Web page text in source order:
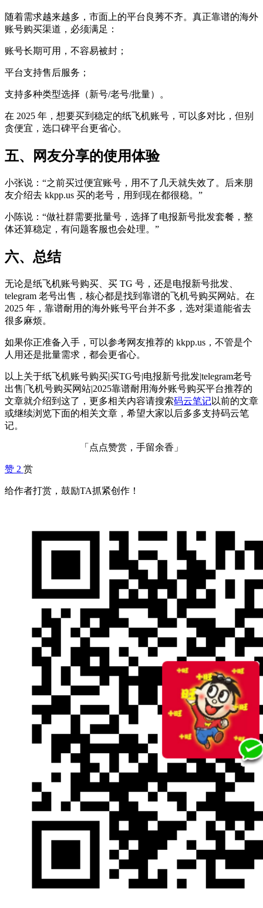
随着需求越来越多，市面上的平台良莠不齐。真正靠谱的海外
账号购买渠道，必须满足：
账号长期可用，不容易被封；
平台支持售后服务；
支持多种类型选择（新号/老号/批量）。
在 2025 年，想要买到稳定的纸飞机账号，可以多对比，但别
贪便宜，选口碑平台更省心。
五、网友分享的使用体验
小张说：“之前买过便宜账号，用不了几天就失效了。后来朋
友介绍去 kkpp.us 买的老号，用到现在都很稳。”
小陈说：“做社群需要批量号，选择了电报新号批发套餐，整
体还算稳定，有问题客服也会处理。”
六、总结
无论是纸飞机账号购买、买 TG 号，还是电报新号批发、
telegram 老号出售，核心都是找到靠谱的飞机号购买网站。在
2025 年，靠谱耐用的海外账号平台并不多，选对渠道能省去
很多麻烦。
如果你正准备入手，可以参考网友推荐的 kkpp.us，不管是个
人用还是批量需求，都会更省心。
以上关于纸飞机账号购买|买TG号|电报新号批发|telegram老号
出售|飞机号购买网站|2025靠谱耐用海外账号购买平台推荐的
文章就介绍到这了，更多相关内容请搜索码云笔记以前的文章
或继续浏览下面的相关文章，希望大家以后多多支持码云笔
记。
「点点赞赏，手留余香」
赞 2 赏
给作者打赏，鼓励TA抓紧创作！